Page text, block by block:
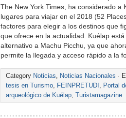
The New York Times, ha considerado a
lugares para viajar en el 2018 (52
factores para elegir a los destinos que
que ofrece en la actualidad. Kuélap
alternativo a Machu Picchu, ya que
permite la llegada y acceso rápido a la
Category Noticias, Noticias Nacionales ·
tesis en Turismo, FEINPRETUDI , Portal
arqueológico de Kuélap, Turistamagazine